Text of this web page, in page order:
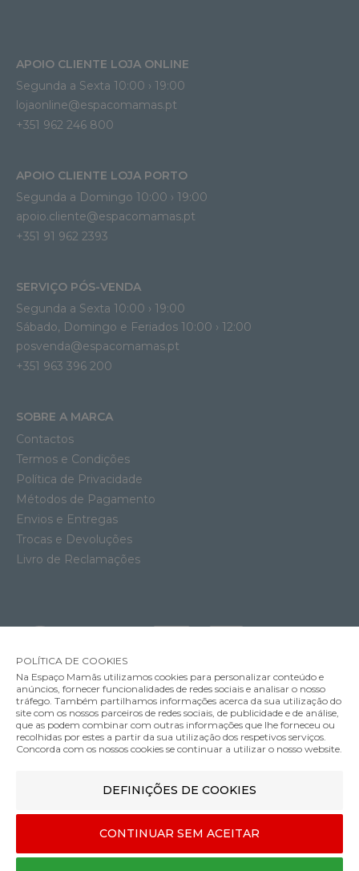
Garrafa Térmica Chilly's Serie 2 Plum
33.00€
APOIO CLIENTE LOJA ONLINE
Segunda a Sexta 10:00 › 19:00
lojaonline@espacomamas.pt
+351 962 246 800
APOIO CLIENTE LOJA PORTO
Segunda a Domingo 10:00 › 19:00
apoio.cliente@espacomamas.pt
+351 91 962 2393
SERVIÇO PÓS-VENDA
Segunda a Sexta 10:00 › 19:00
Sábado, Domingo e Feriados 10:00 › 12:00
posvenda@espacomamas.pt
+351 963 396 200
SOBRE A MARCA
Contactos
Termos e Condições
Política de Privacidade
Métodos de Pagamento
Envios e Entregas
Trocas e Devoluções
Livro de Reclamações
MÉTODOS DE ENVIO
MÉTODOS DE PAGAMENTO
Designed & developed by
POLÍTICA DE COOKIES
Na Espaço Mamãs utilizamos cookies para personalizar conteúdo e
anúncios, fornecer funcionalidades de redes sociais e analisar o nosso
tráfego. Também partilhamos informações acerca da sua utilização do
site com os nossos parceiros de redes sociais, de publicidade e de análise,
que as podem combinar com outras informações que lhe forneceu ou
recolhidas por estes a partir da sua utilização dos respetivos serviços.
Concorda com os nossos cookies se continuar a utilizar o nosso website.
DEFINIÇÕES DE COOKIES
CONTINUAR SEM ACEITAR